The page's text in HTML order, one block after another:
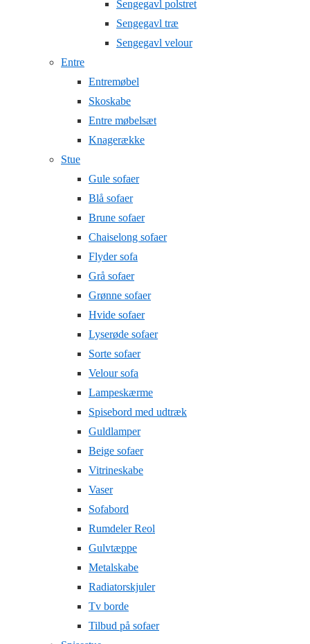
Sengegavl polstret
Sengegavl træ
Sengegavl velour
Entre
Entremøbel
Skoskabe
Entre møbelsæt
Knagerække
Stue
Gule sofaer
Blå sofaer
Brune sofaer
Chaiselong sofaer
Flyder sofa
Grå sofaer
Grønne sofaer
Hvide sofaer
Lyserøde sofaer
Sorte sofaer
Velour sofa
Lampeskærme
Spisebord med udtræk
Guldlamper
Beige sofaer
Vitrineskabe
Vaser
Sofabord
Rumdeler Reol
Gulvtæppe
Metalskabe
Radiatorskjuler
Tv borde
Tilbud på sofaer